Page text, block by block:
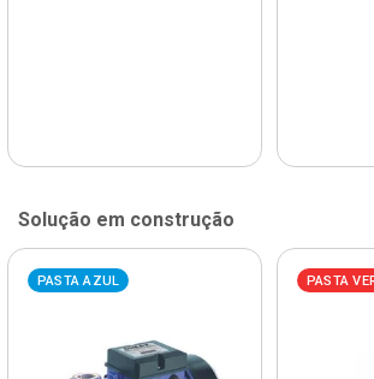
Solução em construção
PASTA AZUL PASTA